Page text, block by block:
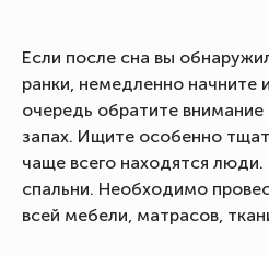
Если после сна вы
ранки, немедленно начните
очередь обратите
запах. Ищите особенно
чаще всего находятся
спальни. Необходимо
всей мебели, матрасов,